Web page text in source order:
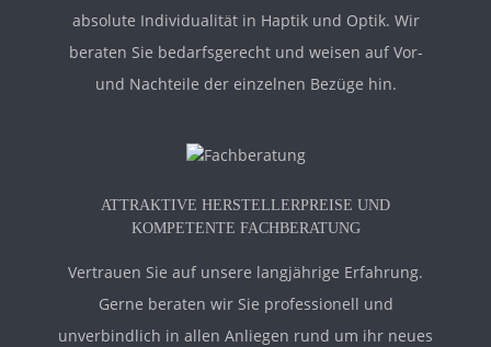
absolute Individualität in Haptik und Optik. Wir
beraten Sie bedarfsgerecht und weisen auf Vor-
und Nachteile der einzelnen Bezüge hin.
ATTRAKTIVE HERSTELLERPREISE UND
KOMPETENTE FACHBERATUNG
Vertrauen Sie auf unsere langjährige Erfahrung.
Gerne beraten wir Sie professionell und
unverbindlich in allen Anliegen rund um ihr neues